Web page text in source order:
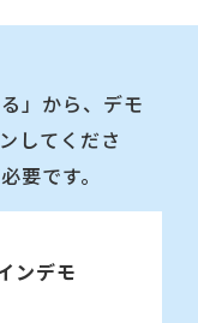
」から、デモ
してくださ
要です。
ンデモ